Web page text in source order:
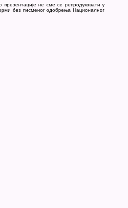
не сме се репродуковати у
без писменог одобрења Националног